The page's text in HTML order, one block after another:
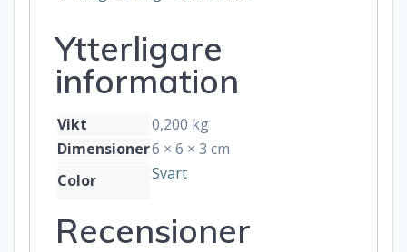
Ytterligare
information
Vikt
0,200 kg
Dimensioner6 × 6 × 3 cm
Color
Svart
Recensioner